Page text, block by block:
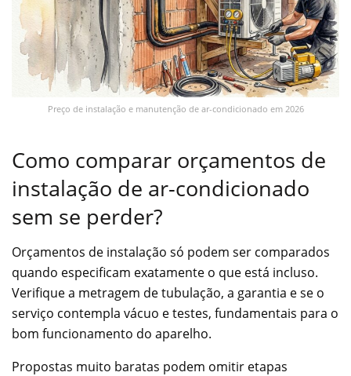
Preço de instalação e manutenção de ar-condicionado em 2026
Como comparar orçamentos de
instalação de ar-condicionado
sem se perder?
Orçamentos de instalação só podem ser comparados
quando especificam exatamente o que está incluso.
Verifique a metragem de tubulação, a garantia e se o
serviço contempla vácuo e testes, fundamentais para o
bom funcionamento do aparelho.
Propostas muito baratas podem omitir etapas